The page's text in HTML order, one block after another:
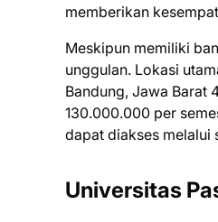
memberikan
Meskipun memiliki
unggulan. Lokasi
Bandung, Jawa Barat
130.000.000 per
dapat diakses melalui
Universitas